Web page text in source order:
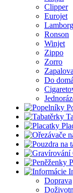
Clipper
Eurojet
Ronson
Winjet
Zippo
Zorro
Do
Doprava